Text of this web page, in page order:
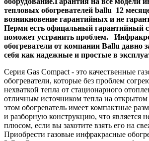
тепловых обогревателей ballu 12
возникновение гарантийных и не
Перми есть офицальный гарантийный
поможет устранить проблем.
обогреватели от компании Ballu давно
себя как надежные и простые в
Серия Gas Compact - это качественные
обогреватели, которые без проблем
нехваткой тепла от стационарного
отличным источником тепла на
этом обогреватель имеет компактные
и разборную конструкцию, что является
плюсом, если вы захотите взять его на
Приобрести газовые инфракрасные